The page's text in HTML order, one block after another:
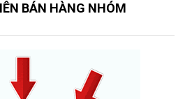
BÁN HÀNG NHÓM